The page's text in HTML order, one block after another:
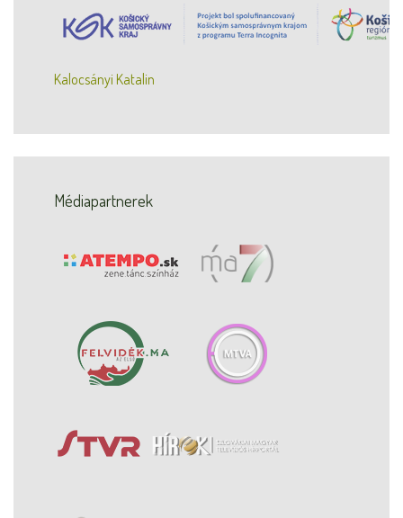
Kalocsányi Katalin
Médiapartnerek